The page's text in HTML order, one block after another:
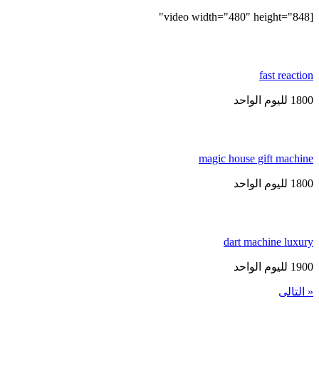
fast
لليوم الواحد
magic house gift
لليوم الواحد
dart machine
لليوم الواحد
التالى